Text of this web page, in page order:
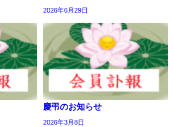
2026年6月29日
慶弔のお知らせ
2026年3月8日